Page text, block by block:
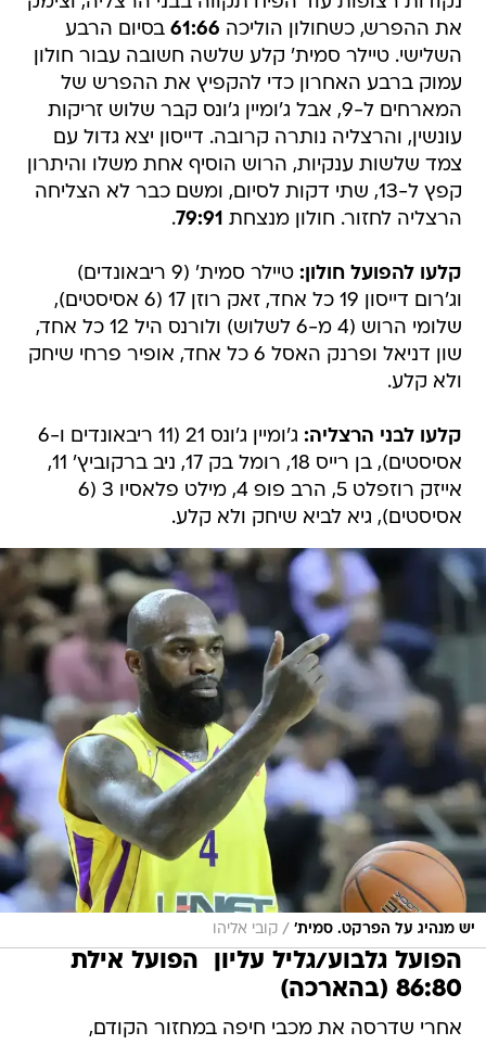
את ההפרש, כשחולון הוליכה 61:66 בסיום הרבע
השלישי. טיילר סמית' קלע שלשה חשובה עבור חולון
עמוק ברבע האחרון כדי להקפיץ את ההפרש של
המארחים ל-9, אבל ג'ומיין ג'ונס קבר שלוש זריקות
עונשין, והרצליה נותרה קרובה. דייסון יצא גדול עם
צמד שלשות ענקיות, הרוש הוסיף אחת משלו והיתרון
קפץ ל-13, שתי דקות לסיום, ומשם כבר לא הצליחה
הרצליה לחזור. חולון מנצחת 79:91
.
קלעו להפועל חולון:
טיילר סמית' (9 ריבאונדים)
וג'רום דייסון 19 כל אחד, זאק רוזן 17 (6 אסיסטים),
שלומי הרוש (4 מ-6 לשלוש) ולורנס היל 12 כל אחד,
שון דניאל ופרנק האסל 6 כל אחד, אופיר פרחי שיחק
ולא קלע.
קלעו לבני הרצליה:
ג'ומיין ג'ונס 21 (11 ריבאונדים ו-6
אסיסטים), בן רייס 18, רומל בק 17, ניב ברקוביץ' 11,
אייזק רוזפלט 5, הרב פופ 4, מילט פלאסיו 3 (6
אסיסטים), גיא לביא שיחק ולא קלע.
יש מנהיג על הפרקט. סמית' / קובי אליהו
הפועל גלבוע/גליל עליון  הפועל אילת
86:80 (בהארכה)
אחרי שדרסה את מכבי חיפה במחזור הקודם,